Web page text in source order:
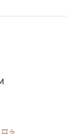
🎞️ ☕️